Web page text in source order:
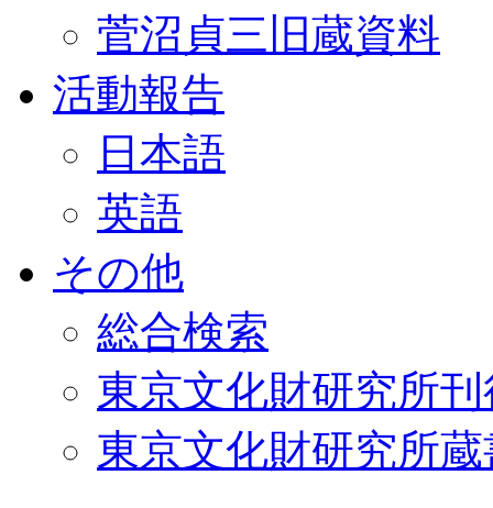
菅沼貞三旧蔵資料
活動報告
日本語
英語
その他
総合検索
東京文化財研究所
東京文化財研究所